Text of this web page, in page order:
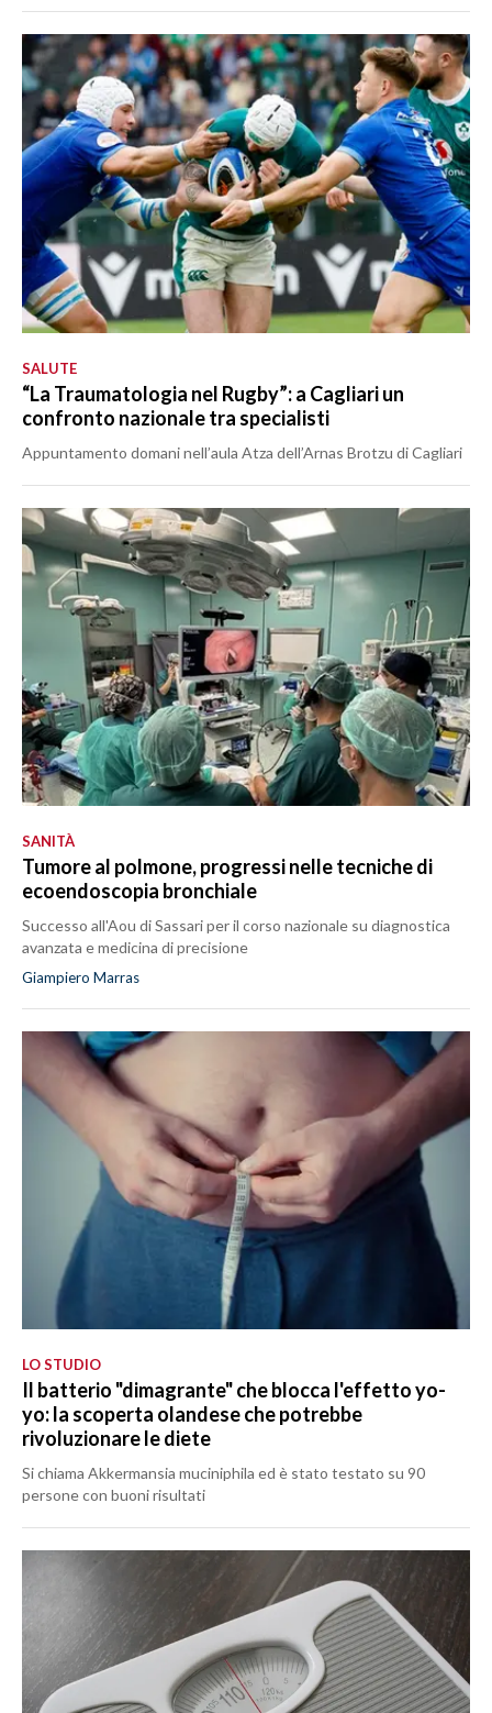
SALUTE
“La Traumatologia nel Rugby”: a Cagliari un
confronto nazionale tra specialisti
Appuntamento domani nell’aula Atza dell’Arnas Brotzu di Cagliari
SANITÀ
Tumore al polmone, progressi nelle tecniche di
ecoendoscopia bronchiale
Successo all'Aou di Sassari per il corso nazionale su diagnostica
avanzata e medicina di precisione
Giampiero Marras
LO STUDIO
Il batterio "dimagrante" che blocca l'effetto yo-
yo: la scoperta olandese che potrebbe
rivoluzionare le diete
Si chiama Akkermansia muciniphila ed è stato testato su 90
persone con buoni risultati